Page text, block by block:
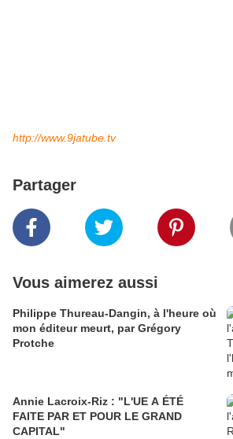
http://www.9jatube.tv
Partager
Vous aimerez aussi
Philippe Thureau-Dangin, à l'heure où
mon éditeur meurt, par Grégory
Protche
Annie Lacroix-Riz : "L'UE A ÉTÉ
FAITE PAR ET POUR LE GRAND
CAPITAL"